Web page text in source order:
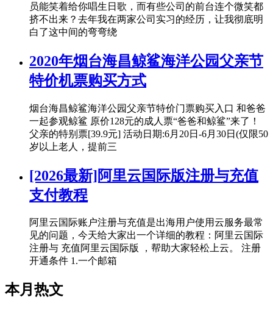
员能笑着给你唱生日歌，而有些公司的前台连个微笑都
挤不出来？去年我在两家公司实习的经历，让我彻底明
白了这中间的弯弯绕
2020年烟台海昌鲸鲨海洋公园父亲节
特价机票购买方式
烟台海昌鲸鲨海洋公园父亲节特价门票购买入口 和爸爸
一起参观鲸鲨 原价128元的成人票“爸爸和鲸鲨”来了！
父亲的特别票[39.9元] 活动日期:6月20日-6月30日(仅限50
岁以上老人，提前三
[2026最新]阿里云国际版注册与充值
支付教程
阿里云国际账户注册与充值是出海用户使用云服务最常
见的问题，今天给大家出一个详细的教程：阿里云国际
注册与 充值阿里云国际版 ，帮助大家轻松上云。 注册
开通条件 1.一个邮箱
本月热文